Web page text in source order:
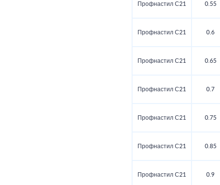
Профнастил С21 0.55
Профнастил С21 0.6
Профнастил С21 0.65
Профнастил С21 0.7
Профнастил С21 0.75
Профнастил С21 0.85
Профнастил С21 0.9